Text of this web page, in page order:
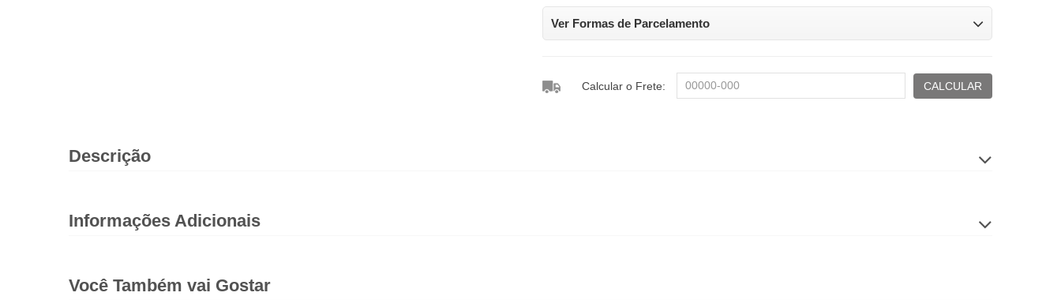
Ver Formas de Parcelamento
Calcular o Frete: CALCULAR
Descrição
Informações Adicionais
Você Também vai Gostar